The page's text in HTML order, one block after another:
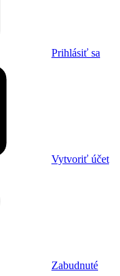
Prihlásiť sa
Vytvoriť účet
Zabudnuté